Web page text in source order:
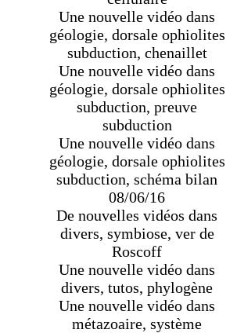
Une nouvelle vidéo dans
géologie, dorsale ophiolites
subduction, chenaillet
Une nouvelle vidéo dans
géologie, dorsale ophiolites
subduction, preuve
subduction
Une nouvelle vidéo dans
géologie, dorsale ophiolites
subduction, schéma bilan
08/06/16
De nouvelles vidéos dans
divers, symbiose, ver de
Roscoff
Une nouvelle vidéo dans
divers, tutos, phylogène
Une nouvelle vidéo dans
métazoaire, système